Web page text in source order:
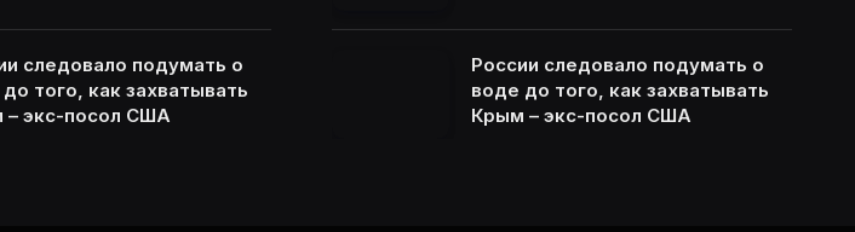
следовало подумать о
того, как захватывать
– экс-посол США
России следовало подумать о
воде до того, как захватывать
Крым – экс-посол США